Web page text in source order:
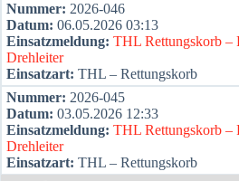
Num­mer: 2026-046
Datum: 06.05.2026 03:13
Ein­satz­mel­dung: THL Ret­tungs­korb –
Dreh­lei­ter
Ein­satz­art: THL – Ret­tungs­korb
Num­mer: 2026-045
Datum: 03.05.2026 12:33
Ein­satz­mel­dung: THL Ret­tungs­korb –
Dreh­lei­ter
Ein­satz­art: THL – Ret­tungs­korb